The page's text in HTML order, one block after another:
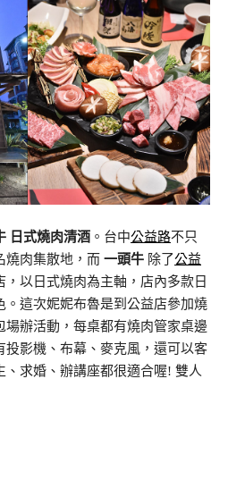
日式燒肉清酒 。台中公益路不只
燒肉集散地，而 一頭牛 除了公益
，以日式燒肉為主軸，店內多款日
。這次妮妮布魯是到公益店參加燒
場辦活動，每桌都有燒肉管家桌邊
投影機、布幕、麥克風，還可以客
求婚、辦講座都很適合喔! 雙人